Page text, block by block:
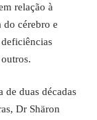
relação à
cérebro e
de duas décadas
Dr Shäron